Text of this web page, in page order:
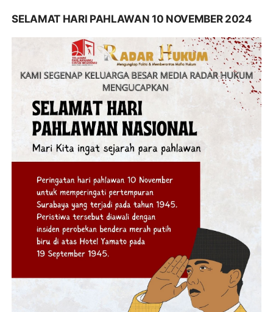
SELAMAT HARI PAHLAWAN 10 NOVEMBER 2024